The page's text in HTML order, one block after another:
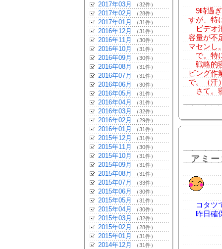
2017年03月 （32件）
2017年02月 （28件）
2017年01月 （31件）
2016年12月 （31件）
2016年11月 （30件）
2016年10月 （31件）
2016年09月 （30件）
2016年08月 （31件）
2016年07月 （31件）
2016年06月 （30件）
2016年05月 （31件）
2016年04月 （31件）
2016年03月 （32件）
2016年02月 （29件）
2016年01月 （31件）
2015年12月 （31件）
2015年11月 （30件）
2015年10月 （31件）
2015年09月 （31件）
2015年08月 （31件）
2015年07月 （33件）
2015年06月 （30件）
2015年05月 （31件）
2015年04月 （30件）
2015年03月 （32件）
2015年02月 （28件）
2015年01月 （31件）
2014年12月 （31件）
9時過ぎ
すが、特
ビデオ
容量が不
マセンし
で。特
戦略的
ビング作
で。（汗
さて。
アミ
コタツ
昨日確